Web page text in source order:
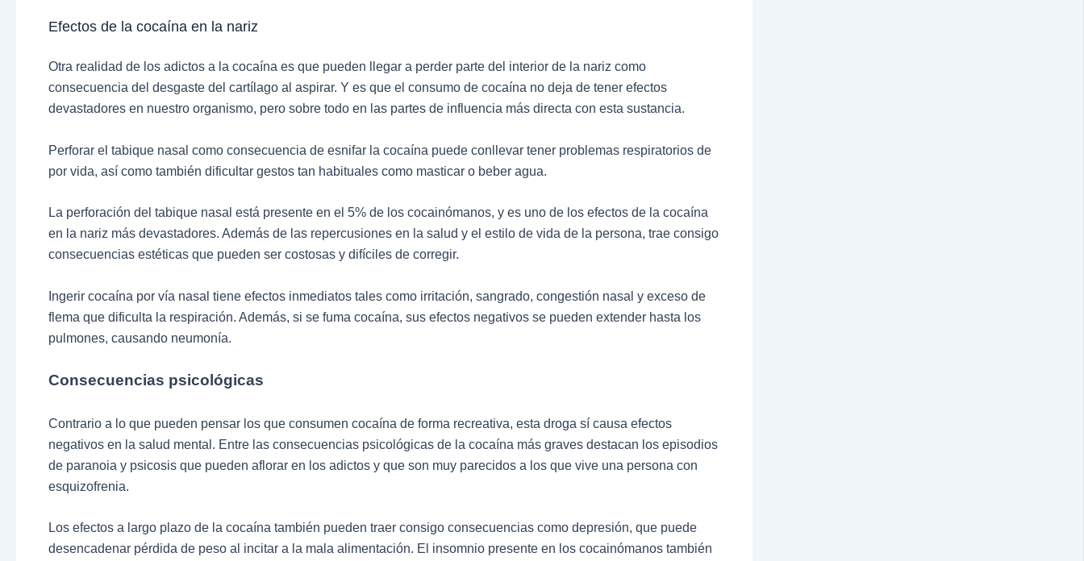
Efectos de la cocaína en la nariz
Otra realidad de los adictos a la cocaína es que pueden llegar a perder parte del interior de la nariz como
consecuencia del desgaste del cartílago al aspirar. Y es que el consumo de cocaína no deja de tener efectos
devastadores en nuestro organismo, pero sobre todo en las partes de influencia más directa con esta sustancia.
Perforar el tabique nasal como consecuencia de esnifar la cocaína puede conllevar tener problemas respiratorios de
por vida, así como también dificultar gestos tan habituales como masticar o beber agua.
La perforación del tabique nasal está presente en el 5% de los cocainómanos, y es uno de los efectos de la cocaína
en la nariz más devastadores. Además de las repercusiones en la salud y el estilo de vida de la persona, trae consigo
consecuencias estéticas que pueden ser costosas y difíciles de corregir.
Ingerir cocaína por vía nasal tiene efectos inmediatos tales como irritación, sangrado, congestión nasal y exceso de
flema que dificulta la respiración. Además, si se fuma cocaína, sus efectos negativos se pueden extender hasta los
pulmones, causando neumonía.
Consecuencias psicológicas
Contrario a lo que pueden pensar los que consumen cocaína de forma recreativa, esta droga sí causa efectos
negativos en la salud mental. Entre las consecuencias psicológicas de la cocaína más graves destacan los episodios
de paranoia y psicosis que pueden aflorar en los adictos y que son muy parecidos a los que vive una persona con
esquizofrenia.
Los efectos a largo plazo de la cocaína también pueden traer consigo consecuencias como depresión, que puede
desencadenar pérdida de peso al incitar a la mala alimentación. El insomnio presente en los cocainómanos también